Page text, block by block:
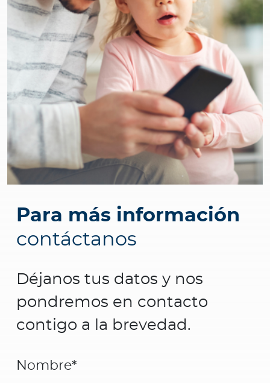
Para más información
contáctanos
Déjanos tus datos y nos
pondremos en contacto
contigo a la brevedad.
Nombre*